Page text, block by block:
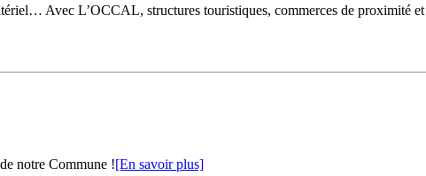
Avec L’OCCAL, structures touristiques, commerces de proximité
notre Commune ![En savoir plus]